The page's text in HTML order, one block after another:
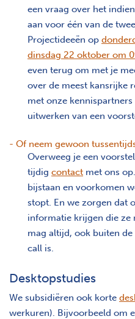
een vraag over het
aan voor één van de
Projectideeën op
dinsdag 22 oktober om
even terug om met je
over de meest kansrijke
met onze
uitwerken van een
- Of neem gewoon
Overweeg je een
tijdig contact met ons
bijstaan en voorkomen
stopt. En we zorgen dat
informatie krijgen die ze
mag altijd, ook buiten
call is.
Desktopstudies
We subsidiëren ook korte
werkuren). Bijvoorbeeld om